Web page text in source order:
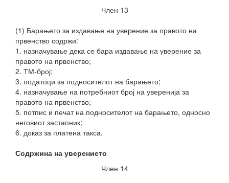
Член 13
(1) Барањето за издавање на уверение за правото на
првенство содржи:
1. назначување дека се бара издавање на уверение за
правото на првенство;
2. ТМ-број;
3. податоци за подносителот на барањето;
4. назначување на потребниот број на уверенија за
правото на првенство;
5. потпис и печат на подносителот на барањето, односно
неговиот застапник;
6. доказ за платена такса.
Содржина на уверението
Член 14